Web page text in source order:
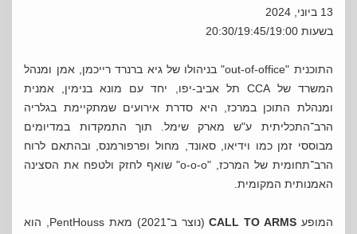
13 ביוני, 2024
בשעות 20:30/19:45/19:00
התוכנית "out-of-office" בניהולו של גיא ברנרד רייכמן, אמן ומנהל
המשרד של CCA תל אביב-יפו, יחד עם מונא בנימין, אמנית
ומנהלת התוכן במרכז, היא סדרת אירועים שמתקיימת בגלריה
הרב־התכליתית ע"ש מארק שימל. תוך התמקדות במדיומים
מבוססי זמן כמו וידיאו, סאונד, מחול ופרפורמנס, ובהתאם לרוח
הרב־תחומית של המרכז, "o-o-o" שואף לחזק ולטפח את הסצינה
האמנותית המקומית.
המופעCALL TO ARMS
(נוצר ב־2021) מאת PentHouss, הוא